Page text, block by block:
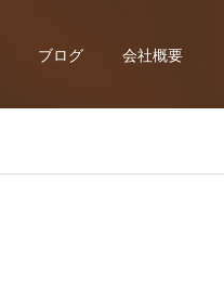
ブログ 会社概要